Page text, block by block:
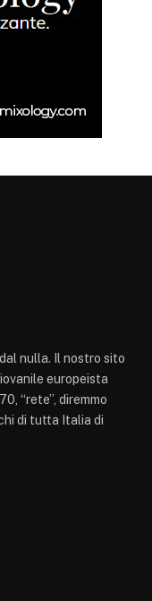
nulla. Il nostro sito
europeista
“rete”, diremmo
di tutta Italia di